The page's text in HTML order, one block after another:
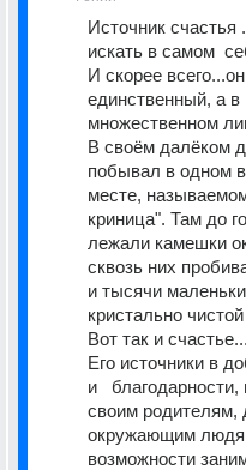
Источник счастья
искать в самом
И скорее
единственный, а в
множественном
В своём далёком
побывал в одном
месте,
криница". Там до
лежали камешки
сквозь них
и тысячи
кристально
Вот так и
Его источники в
и
своим родителям,
окружающим
возможности